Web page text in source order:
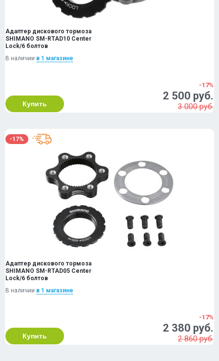
Адаптер дискового тормоза
SHIMANO SM-RTAD10 Center
Lock/6 болтов
В наличии в 1 магазинe
Купить
-17%
2 500 руб.
3 000 руб.
-17%
Адаптер дискового тормоза
SHIMANO SM-RTAD05 Center
Lock/6 болтов
В наличии в 1 магазинe
Купить
-17%
2 380 руб.
2 860 руб.